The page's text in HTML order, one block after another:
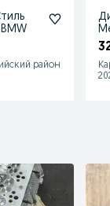
район